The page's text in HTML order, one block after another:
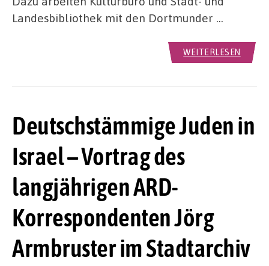
Landesbibliothek mit den Dortmunder …
WEITERLESEN
Deutschstämmige Juden in
Israel – Vortrag des
langjährigen ARD-
Korrespondenten Jörg
Armbruster im Stadtarchiv